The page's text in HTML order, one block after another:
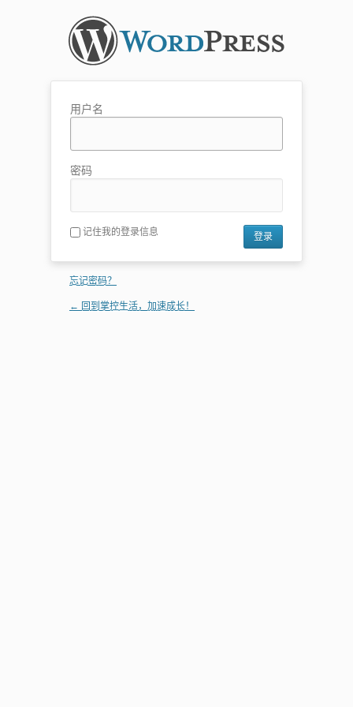
用户名
密码
记住我的登录信息
忘记密码？
← 回到掌控生活，加速成长！